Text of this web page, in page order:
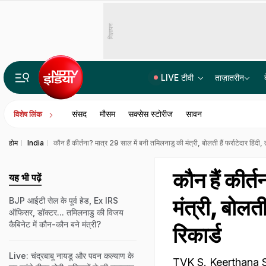
विज्ञापन
LIVE टीवी ताज़ातरीन
विशेष लिंक संसद मौसम सक्सेस स्टोरीज सावन
होम India कौन हैं कीर्तना? मात्र 29 साल में बनी तमिलनाडु की मंत्री, बोलती हैं फर्राटेदार हिंदी,
कौन हैं
मंत्री,
रिकार्ड
TVK S. Keerthana
यह भी पढ़ें
BJP आईटी सेल के पूर्व हेड, Ex IRS
ऑफिसर, डॉक्टर... तमिलनाडु की विजय
कैबिनेट में कौन-कौन बने मंत्री?
Live: चंद्रबाबू नायडू और पवन कल्याण के